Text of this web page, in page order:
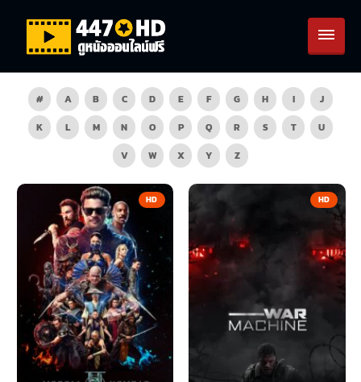
# A B C D E F G H I
J
K
L M N O P Q R S T
U
V
W X Y Z
HD HD